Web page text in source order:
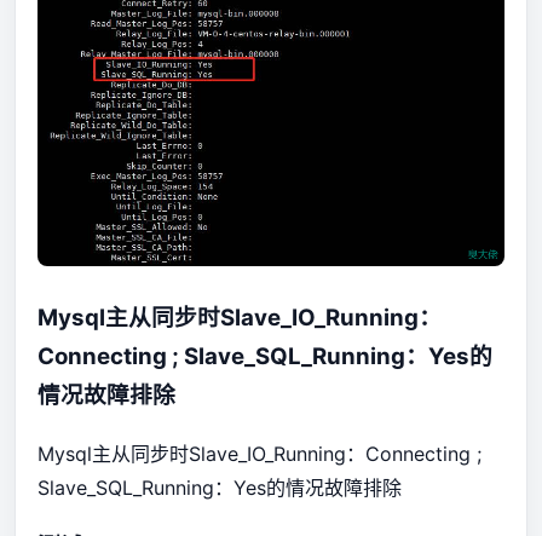
Mysql主从同步时Slave_IO_Running：
Connecting ; Slave_SQL_Running：Yes的
情况故障排除
Mysql主从同步时Slave_IO_Running：Connecting ;
Slave_SQL_Running：Yes的情况故障排除